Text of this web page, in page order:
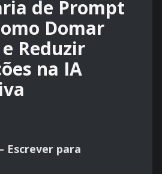
de Prompt
Domar
Reduzir
na IA
para